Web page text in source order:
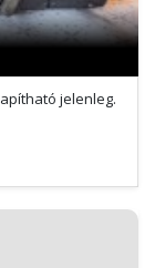
jelenleg.